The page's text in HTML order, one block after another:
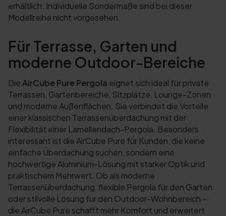
erhältlich. Individuelle Sondermaße sind bei dieser
Modellreihe nicht vorgesehen.
Für Terrasse, Garten und
moderne Outdoor-Bereiche
Die AirCube Pure Pergola eignet sich ideal für private
Terrassen, Gartenbereiche, Sitzplätze, Lounge-Zonen
und moderne Außenflächen. Sie verbindet die Vorteile
einer klassischen Terrassenüberdachung mit der
Flexibilität einer Lamellendach-Pergola. Besonders
interessant ist die AirCube Pure für Kunden, die keine
einfache Überdachung suchen, sondern eine
hochwertige Aluminium-Lösung mit starker Optik und
praktischem Mehrwert. Ob als moderne
Terrassenüberdachung, flexible Pergola für den Garten
oder stilvolle Lösung für den Outdoor-Wohnbereich –
die AirCube Pure schafft mehr Komfort und erweitert